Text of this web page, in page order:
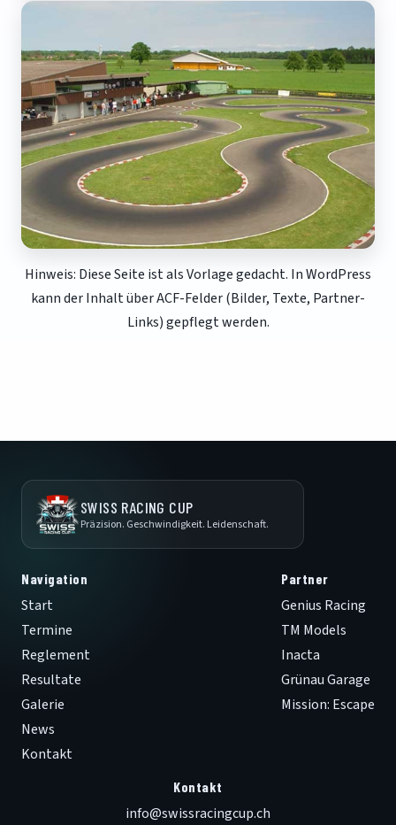
Hinweis: Diese Seite ist als Vorlage gedacht. In WordPress
kann der Inhalt über ACF-Felder (Bilder, Texte, Partner-
Links) gepflegt werden.
SWISS RACING CUP
Präzision. Geschwindigkeit. Leidenschaft.
Navigation
Start
Termine
Reglement
Resultate
Galerie
News
Kontakt
Partner
Genius Racing
TM Models
Inacta
Grünau Garage
Mission: Escape
Kontakt
info@swissracingcup.ch